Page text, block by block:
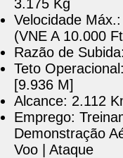
3.175 Kg
Velocidade
(VNE A 10.000
Razão de
Teto
[9.936 M]
Alcance: 2.112
Emprego:
Demonstração
Voo | Ataque